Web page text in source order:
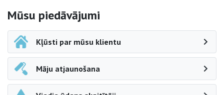
Sāna navigācija
Mūsu piedāvājumi
Kļūsti par mūsu klientu
Māju atjaunošana